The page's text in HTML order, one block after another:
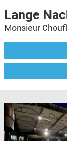
Lange
Monsieur